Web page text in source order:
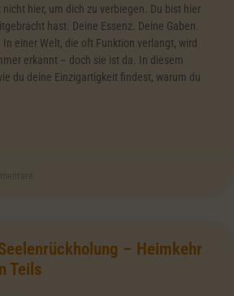
hier, um dich zu verbiegen. Du bist hier
hast. Deine Essenz. Deine Gaben.
einer Welt, die oft Funktion verlangt, wird
erkannt – doch sie ist da. In diesem
du deine Einzigartigkeit findest, warum du
– Heimkehr
Teils